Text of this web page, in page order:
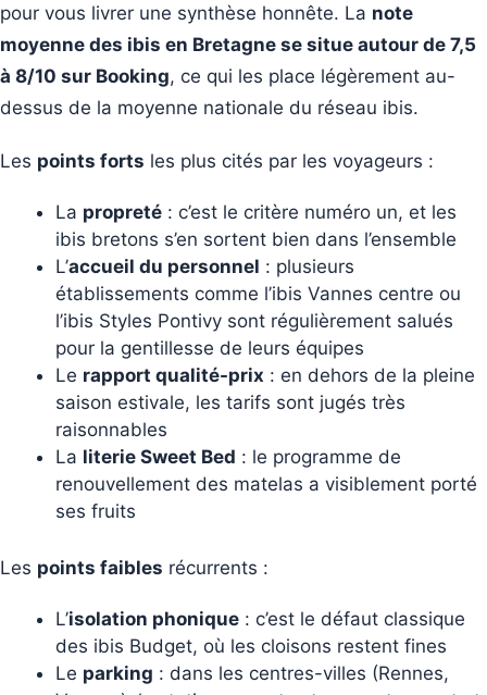
pour vous livrer une synthèse honnête. La note
moyenne des ibis en Bretagne se situe autour de 7,5
à 8/10 sur Booking, ce qui les place légèrement au-
dessus de la moyenne nationale du réseau ibis.
Les points forts les plus cités par les voyageurs :
La propreté : c’est le critère numéro un, et les
ibis bretons s’en sortent bien dans l’ensemble
L’accueil du personnel : plusieurs
établissements comme l’ibis Vannes centre ou
l’ibis Styles Pontivy sont régulièrement salués
pour la gentillesse de leurs équipes
Le rapport qualité-prix : en dehors de la pleine
saison estivale, les tarifs sont jugés très
raisonnables
La literie Sweet Bed : le programme de
renouvellement des matelas a visiblement porté
ses fruits
Les points faibles récurrents :
L’isolation phonique : c’est le défaut classique
des ibis Budget, où les cloisons restent fines
Le parking : dans les centres-villes (Rennes,